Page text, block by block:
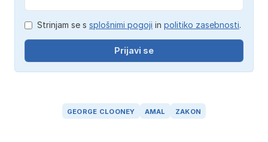
Strinjam se s splošnimi pogoji in politiko zasebnosti.
Prijavi se
GEORGE CLOONEY AMAL ZAKON